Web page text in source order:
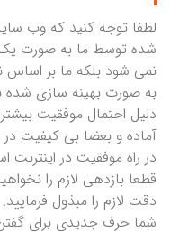
لطفا توجه کنید که وب
شده توسط ما به صورت یک
نمی شود بلکه ما بر
به صورت بهینه سازی شده
دلیل احتمال موفقیت
آماده و بعضا بی کیفیت در
در راه موفقیت در اینترنت
قطعا بازدهی لازم را
دقت لازم را مبذول
شما حرف جدیدی برای گفتن